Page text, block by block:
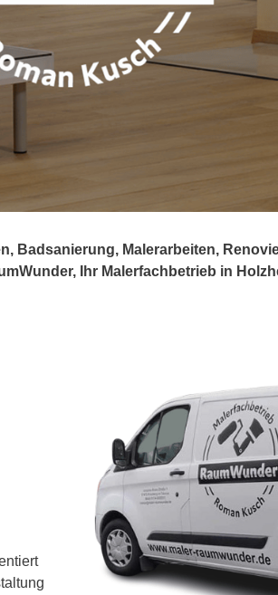
Badsanierung, Malerarbeiten,
Ihr Malerfachbetrieb in